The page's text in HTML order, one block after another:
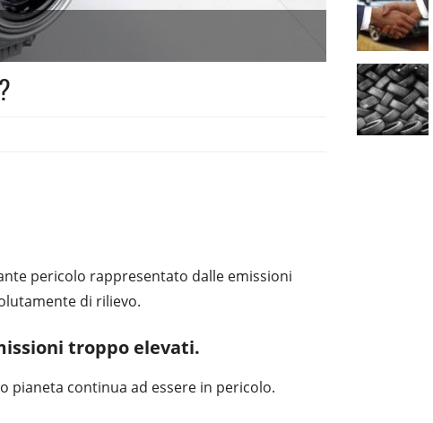
pericolo rappresentato dalle emissioni
di rilievo.
troppo elevati.
continua ad essere in pericolo.